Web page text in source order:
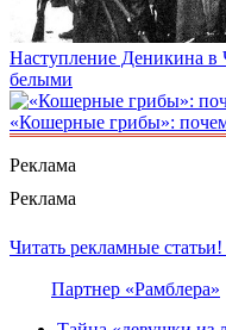
Наступление Деникина в
белыми
«Кошерные грибы»:
Реклама
Реклама
Читать рекламные статьи!
Партнер «Рамблера»